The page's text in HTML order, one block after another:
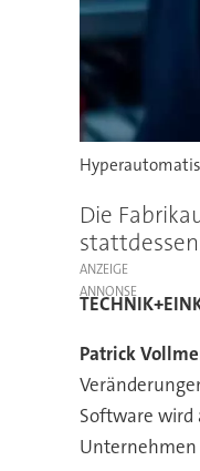
Die
ANZEIGE
Patrick
Software wird
Unternehmen